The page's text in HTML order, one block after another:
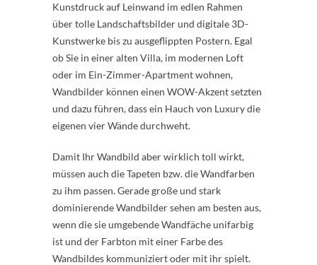
Kunstdruck auf Leinwand im edlen Rahmen
über tolle Landschaftsbilder und digitale 3D-
Kunstwerke bis zu ausgeflippten Postern. Egal
ob Sie in einer alten Villa, im modernen Loft
oder im Ein-Zimmer-Apartment wohnen,
Wandbilder können einen WOW-Akzent setzten
und dazu führen, dass ein Hauch von Luxury die
eigenen vier Wände durchweht.
Damit Ihr Wandbild aber wirklich toll wirkt,
müssen auch die Tapeten bzw. die Wandfarben
zu ihm passen. Gerade große und stark
dominierende Wandbilder sehen am besten aus,
wenn die sie umgebende Wandfäche unifarbig
ist und der Farbton mit einer Farbe des
Wandbildes kommuniziert oder mit ihr spielt.